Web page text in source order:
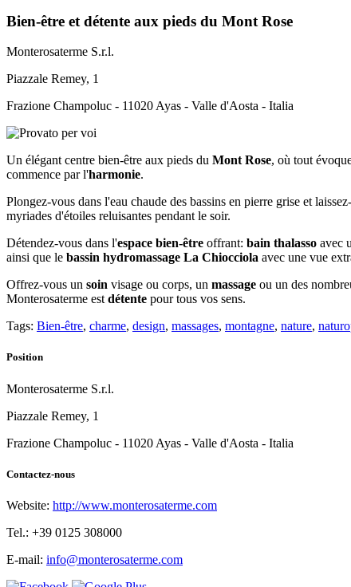
Bien-être et détente aux pieds du Mont Rose
Monterosaterme S.r.l.
Piazzale Remey, 1
Frazione Champoluc - 11020 Ayas - Valle d'Aosta - Italia
Un élégant centre bien-être aux pieds du Mont Rose, où tout
commence par l'harmonie.
Plongez-vous dans l'eau chaude des bassins en pierre grise et
myriades d'étoiles reluisantes pendant le soir.
Détendez-vous dans l'espace bien-être offrant: bain thalasso avec
ainsi que le bassin hydromassage La Chiocciola avec une vue
Offrez-vous un soin visage ou corps, un massage ou un des
Monterosaterme est détente pour tous vos sens.
Tags: Bien-être, charme, design, massages, montagne, nature,
Position
Monterosaterme S.r.l.
Piazzale Remey, 1
Frazione Champoluc - 11020 Ayas - Valle d'Aosta - Italia
Contactez-nous
Website: http://www.monterosaterme.com
Tel.: +39 0125 308000
E-mail: info@monterosaterme.com